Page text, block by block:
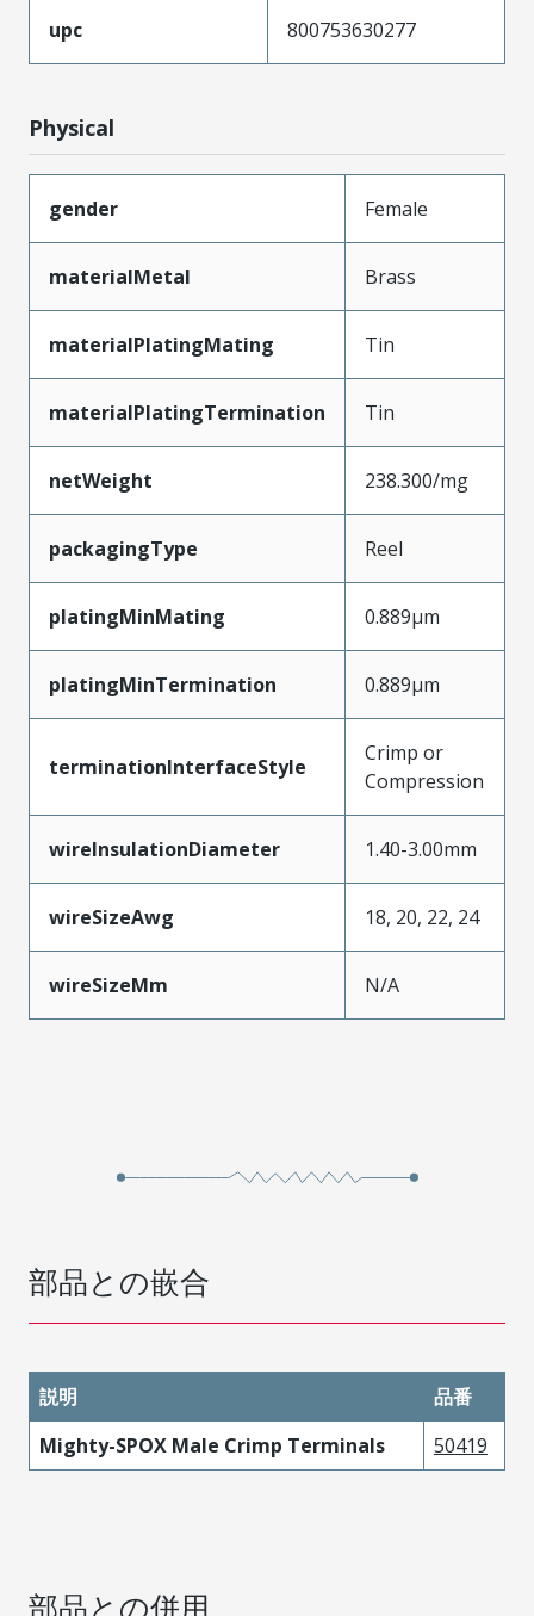
upc 800753630277
Physical
gender Female
materialMetal Brass
materialPlatingMating Tin
materialPlatingTermination Tin
netWeight 238.300/mg
packagingType Reel
platingMinMating 0.889µm
platingMinTermination 0.889µm
terminationInterfaceStyle
Crimp or
Compression
wireInsulationDiameter 1.40-3.00mm
wireSizeAwg 18, 20, 22, 24
wireSizeMm N/A
部品との嵌合
説明
品番
Mighty-SPOX Male Crimp Terminals
50419
部品との併用